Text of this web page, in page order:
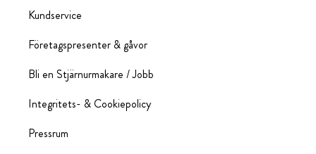
Kundservice
Företagspresenter & gåvor
Bli en Stjärnurmakare / Jobb
Integritets- & Cookiepolicy
Pressrum